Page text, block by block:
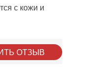
с кожи и
ОТЗЫВ